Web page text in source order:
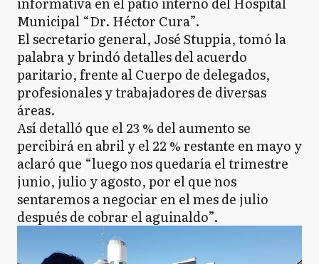
Municipal “Dr. Héctor Cura”.
El secretario general, José Stuppia, tomó la
palabra y brindó detalles del acuerdo
paritario, frente al Cuerpo de delegados,
profesionales y trabajadores de diversas
áreas.
Así detalló que el 23 % del aumento se
percibirá en abril y el 22 % restante en mayo y
aclaró que “luego nos quedaría el trimestre
junio, julio y agosto, por el que nos
sentaremos a negociar en el mes de julio
después de cobrar el aguinaldo”.